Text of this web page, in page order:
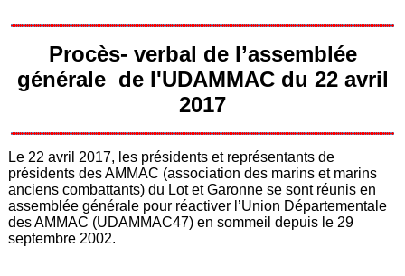
Procès- verbal de l’assemblée
générale de l'UDAMMAC du 22 avril
2017
Le 22 avril 2017, les présidents et représentants de
présidents des AMMAC (association des marins et marins
anciens combattants) du Lot et Garonne se sont réunis en
assemblée générale pour réactiver l’Union Départementale
des AMMAC (UDAMMAC47) en sommeil depuis le 29
septembre 2002.